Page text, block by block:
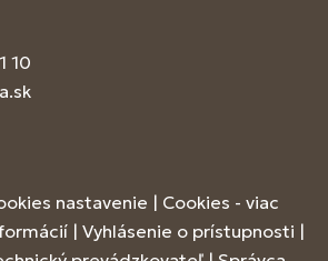
10
nastavenie | Cookies - viac
| Vyhlásenie o prístupnosti |